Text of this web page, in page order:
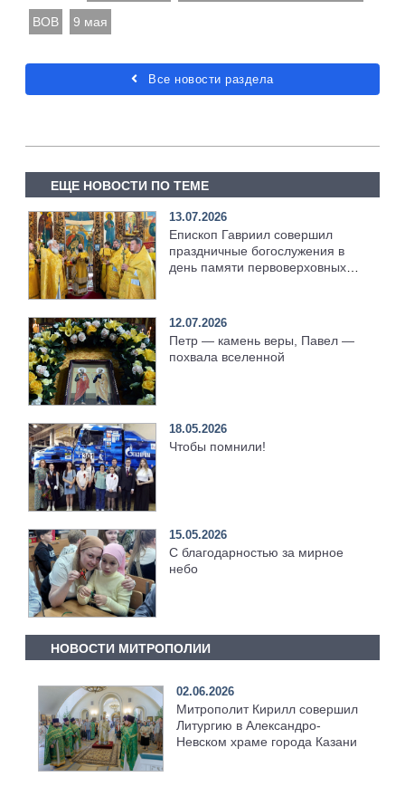
ВОВ 9 мая
Все новости раздела
ЕЩЕ НОВОСТИ ПО ТЕМЕ
13.07.2026
Епископ Гавриил совершил
праздничные богослужения в
день памяти первоверховных
12.07.2026
Петр — камень веры, Павел —
похвала вселенной
18.05.2026
Чтобы помнили!
15.05.2026
С благодарностью за мирное
небо
НОВОСТИ МИТРОПОЛИИ
02.06.2026
Митрополит Кирилл совершил
Литургию в Александро-
Невском храме города Казани